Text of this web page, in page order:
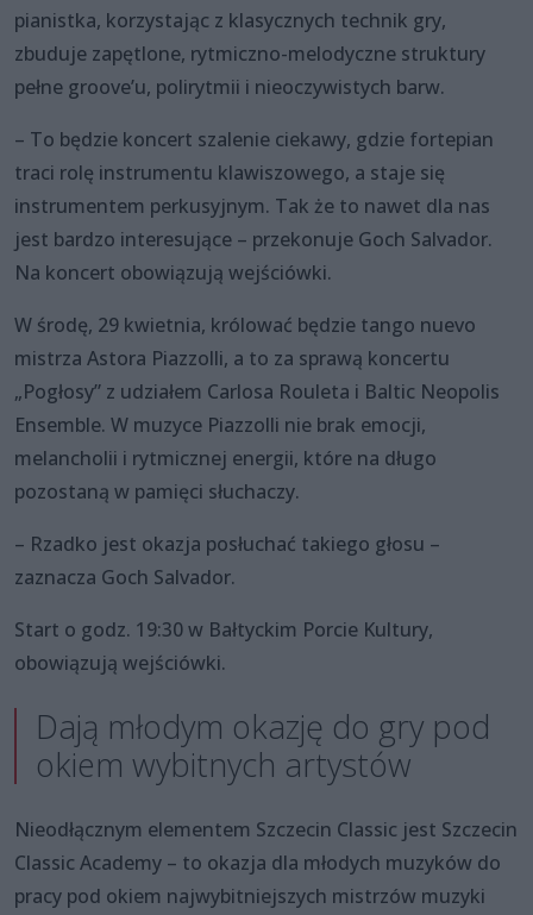
pianistka, korzystając z klasycznych technik gry,
zbuduje zapętlone, rytmiczno-melodyczne struktury
pełne groove’u, polirytmii i nieoczywistych barw.
– To będzie koncert szalenie ciekawy, gdzie fortepian
traci rolę instrumentu klawiszowego, a staje się
instrumentem perkusyjnym. Tak że to nawet dla nas
jest bardzo interesujące – przekonuje Goch Salvador.
Na koncert obowiązują wejściówki.
W środę, 29 kwietnia, królować będzie tango nuevo
mistrza Astora Piazzolli, a to za sprawą koncertu
„Pogłosy” z udziałem Carlosa Rouleta i Baltic Neopolis
Ensemble. W muzyce Piazzolli nie brak emocji,
melancholii i rytmicznej energii, które na długo
pozostaną w pamięci słuchaczy.
– Rzadko jest okazja posłuchać takiego głosu –
zaznacza Goch Salvador.
Start o godz. 19:30 w Bałtyckim Porcie Kultury,
obowiązują wejściówki.
Dają młodym okazję do gry pod
okiem wybitnych artystów
Nieodłącznym elementem Szczecin Classic jest Szczecin
Classic Academy – to okazja dla młodych muzyków do
pracy pod okiem najwybitniejszych mistrzów muzyki